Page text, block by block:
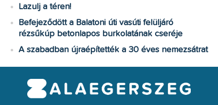
Lazulj a téren!
Befejeződött a Balatoni úti vasúti felüljáró
rézsűkúp betonlapos burkolatának cseréje
A szabadban újraépítették a 30 éves nemezsátrat